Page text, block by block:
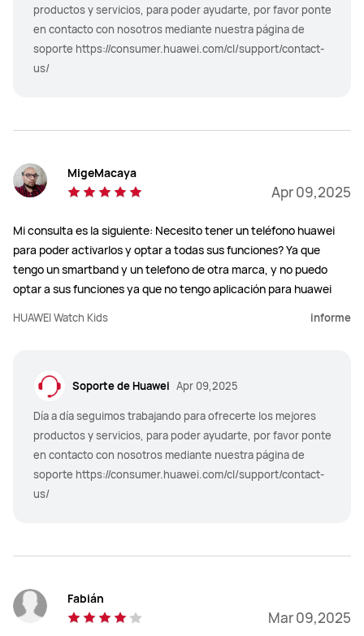
productos y servicios, para poder ayudarte, por favor ponte
en contacto con nosotros mediante nuestra página de
soporte https://consumer.huawei.com/cl/support/contact-
us/
MigeMacaya
Apr 09,2025
Mi consulta es la siguiente: Necesito tener un teléfono huawei
para poder activarlos y optar a todas sus funciones? Ya que
tengo un smartband y un telefono de otra marca, y no puedo
optar a sus funciones ya que no tengo aplicación para huawei
HUAWEI Watch Kids informe
Soporte de Huawei Apr 09,2025
Día a día seguimos trabajando para ofrecerte los mejores
productos y servicios, para poder ayudarte, por favor ponte
en contacto con nosotros mediante nuestra página de
soporte https://consumer.huawei.com/cl/support/contact-
us/
Fabián
Mar 09,2025